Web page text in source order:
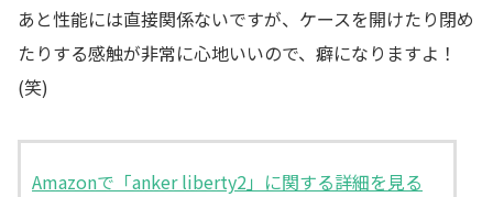
あと性能には直接関係ないですが、ケースを開けたり閉め
たりする感触が非常に心地いいので、癖になりますよ！
(笑)
Amazonで「anker liberty2」に関する詳細を見る